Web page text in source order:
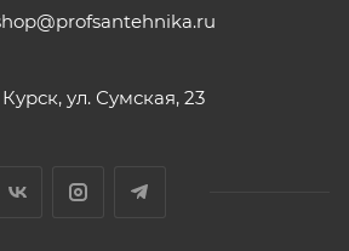
Курск, ул. Сумская, 23